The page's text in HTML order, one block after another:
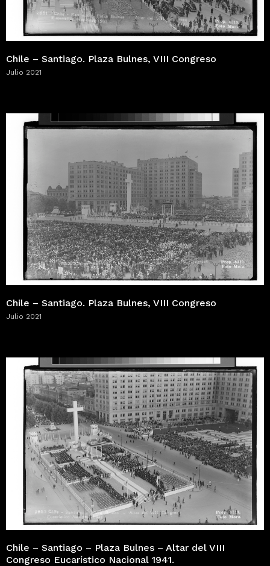
Chile – Santiago. Plaza Bulnes, VIII Congreso
Julio 2021
Chile – Santiago. Plaza Bulnes, VIII Congreso
Julio 2021
Chile – Santiago – Plaza Bulnes – Altar del VIII
Congreso Eucarístico Nacional 1941.